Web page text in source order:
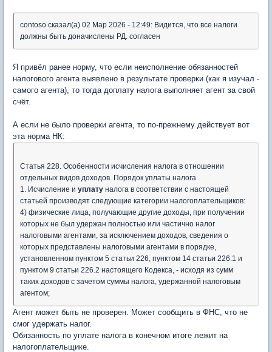
contoso сказал(а) 02 Мар 2026 - 12:49: Видится, что все налоги
должны быть доначислены РД. согласен
Я привёл ранее норму, что если неисполнение обязанностей
налогового агента выявлено в результате проверки (как я изучал -
самого агента), то тогда доплату налога выполняет агент за свой
счёт.
А если не было проверки агента, то по-прежнему действует вот
эта норма НК:
Статья 228. Особенности исчисления налога в отношении
отдельных видов доходов. Порядок уплаты налога
1. Исчисление и уплату налога в соответствии с настоящей
статьей производят следующие категории налогоплательщиков:
4) физические лица, получающие другие доходы, при получении
которых не был удержан полностью или частично налог
налоговыми агентами, за исключением доходов, сведения о
которых представлены налоговыми агентами в порядке,
установленном пунктом 5 статьи 226, пунктом 14 статьи 226.1 и
пунктом 9 статьи 226.2 настоящего Кодекса, - исходя из сумм
таких доходов с зачетом суммы налога, удержанной налоговым
агентом;
Агент может быть не проверен. Может сообщить в ФНС, что не
смог удержать налог.
Обязанность по уплате налога в конечном итоге лежит на
налогоплательщике.